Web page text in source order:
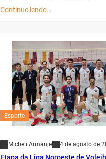
Continue lendo…
Esporte
Micheli Armanje 4 de agosto de
Etapa da Liga Noroeste de